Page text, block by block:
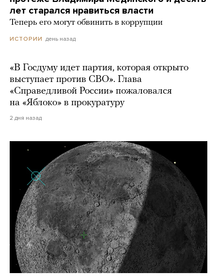
лет старался нравиться власти
Теперь его могут обвинить в коррупции
ИСТОРИИ день назад
«В Госдуму идет партия, которая открыто
выступает против СВО». Глава
«Справедливой России» пожаловался
на «Яблоко» в прокуратуру
2 дня назад